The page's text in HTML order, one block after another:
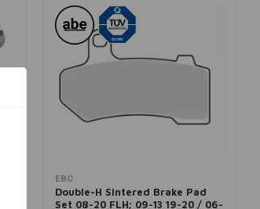
EBC
Double-H Sintered Brake Pad
Set 08-20 FLH; 09-13 19-20 / 06-